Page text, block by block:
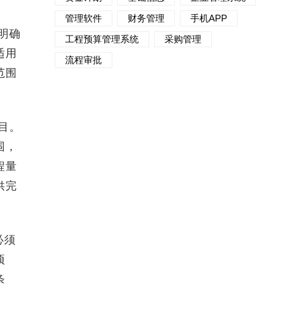
确
用
围
。
量
完
须
管理软件
财务管理
手机APP
工程预算管理系统
采购管理
流程审批